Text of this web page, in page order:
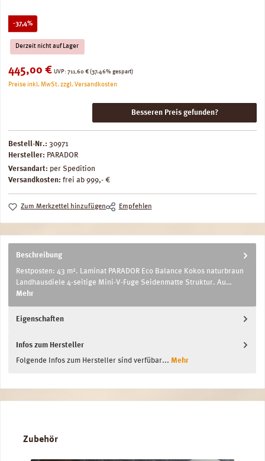
-37,4%Rabatt
Derzeit nicht auf Lager
Verkaufspreis:
445,00 € UVP: Regulärer Preis:
711,60 € (37.46% gespart)
Preise inkl. MwSt. zzgl. Versandkosten
Besseren Preis gefunden?
Bestell-Nr.: 30971
Hersteller: PARADOR
Versandart: per Spedition
Versandkosten: frei ab 999,- €
Zum Merkzettel hinzufügen Empfehlen
Beschreibung
Restposten: 43 m². Laminat PARADOR Eco Balance Kokos naturbraun
Landhausdiele 4-seitige Mini-V-Fuge Seidenmatte Struktur. Au…
Mehr
Eigenschaften
Infos zum Hersteller
Folgende Infos zum Hersteller sind verfübar... Mehr
Produktgalerie überspringen
Zubehör